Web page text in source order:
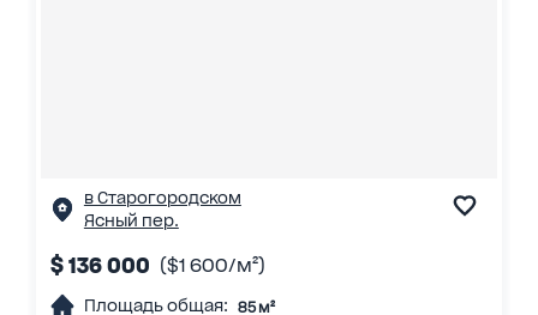
в Старогородском
Ясный пер.
$ 136 000 ($1 600/м²)
Площадь общая: 85 м²